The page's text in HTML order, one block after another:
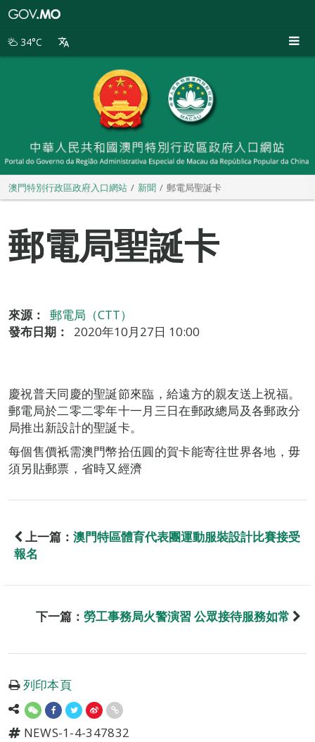
別
34°C
澳門特別行政區政府入口網站 新聞 郵電局聖誕卡
郵電局聖誕卡
來源：
郵電局（CTT）
發布日期：
2020年10月27日 10:00
慶祝普天同慶的聖誕節來臨，給遠方的親友送上祝福。
郵電局於二零二零年十一月三日在郵政總局及各郵政分
局推出新設計的聖誕卡。
每個售價衹需澳門幣拾伍圓的賀卡能寄往世界各地，毋
須另貼郵票，省時又經濟
上一篇： 澳門特區體育代表團運動服裝設計比賽接受
報名
下一篇： 勞工事務局火警演習 公眾接待服務如常
列印本頁
NEWS-1-4-347832